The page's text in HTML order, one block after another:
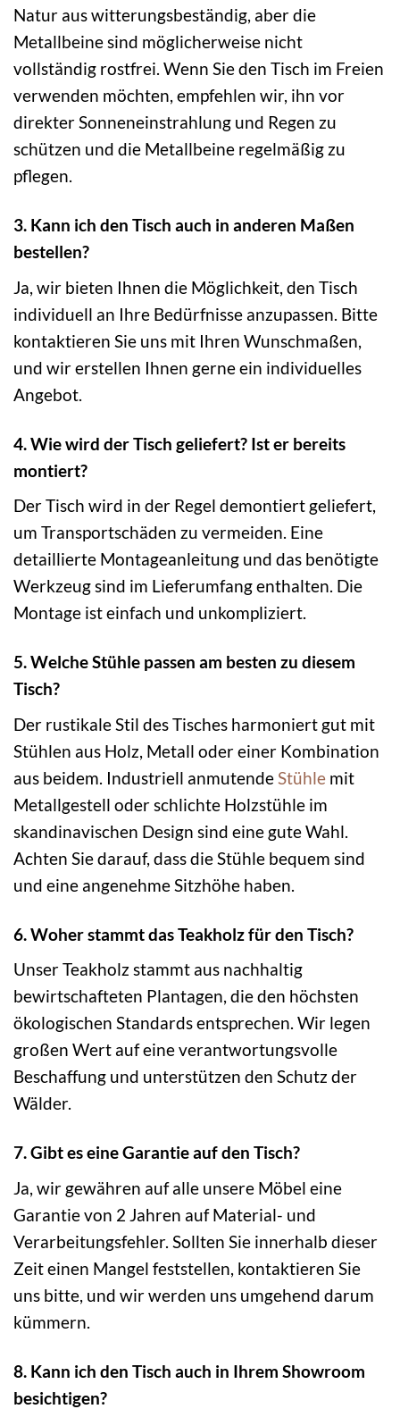
Natur aus witterungsbeständig, aber die
Metallbeine sind möglicherweise nicht
vollständig rostfrei. Wenn Sie den Tisch im Freien
verwenden möchten, empfehlen wir, ihn vor
direkter Sonneneinstrahlung und Regen zu
schützen und die Metallbeine regelmäßig zu
pflegen.
3. Kann ich den Tisch auch in anderen Maßen
bestellen?
Ja, wir bieten Ihnen die Möglichkeit, den Tisch
individuell an Ihre Bedürfnisse anzupassen. Bitte
kontaktieren Sie uns mit Ihren Wunschmaßen,
und wir erstellen Ihnen gerne ein individuelles
Angebot.
4. Wie wird der Tisch geliefert? Ist er bereits
montiert?
Der Tisch wird in der Regel demontiert geliefert,
um Transportschäden zu vermeiden. Eine
detaillierte Montageanleitung und das benötigte
Werkzeug sind im Lieferumfang enthalten. Die
Montage ist einfach und unkompliziert.
5. Welche Stühle passen am besten zu diesem
Tisch?
Der rustikale Stil des Tisches harmoniert gut mit
Stühlen aus Holz, Metall oder einer Kombination
aus beidem. Industriell anmutendeStühle mit
Metallgestell oder schlichte Holzstühle im
skandinavischen Design sind eine gute Wahl.
Achten Sie darauf, dass die Stühle bequem sind
und eine angenehme Sitzhöhe haben.
6. Woher stammt das Teakholz für den Tisch?
Unser Teakholz stammt aus nachhaltig
bewirtschafteten Plantagen, die den höchsten
ökologischen Standards entsprechen. Wir legen
großen Wert auf eine verantwortungsvolle
Beschaffung und unterstützen den Schutz der
Wälder.
7. Gibt es eine Garantie auf den Tisch?
Ja, wir gewähren auf alle unsere Möbel eine
Garantie von 2 Jahren auf Material- und
Verarbeitungsfehler. Sollten Sie innerhalb dieser
Zeit einen Mangel feststellen, kontaktieren Sie
uns bitte, und wir werden uns umgehend darum
kümmern.
8. Kann ich den Tisch auch in Ihrem Showroom
besichtigen?